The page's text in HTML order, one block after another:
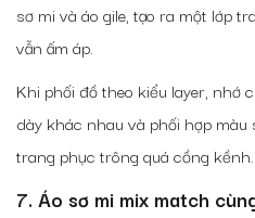
sơ mi và áo gile, tạo ra một lớp
vẫn ấm áp.
Khi phối đồ theo kiểu layer, nhớ
dày khác nhau và phối hợp
trang phục trông quá cồng kềnh.
7. Áo sơ mi mix match